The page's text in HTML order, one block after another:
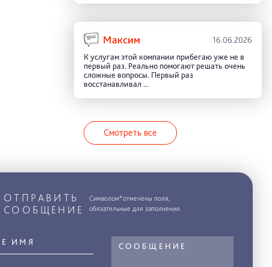
Максим 16.06.2026
К услугам этой компании прибегаю уже не в
первый раз. Реально помогают решать очень
сложные вопросы. Первый раз
восстанавливал ...
Смотреть все
ОТПРАВИТЬ
СООБЩЕНИЕ
Символом*отмечены поля,
обязательные для заполнения.